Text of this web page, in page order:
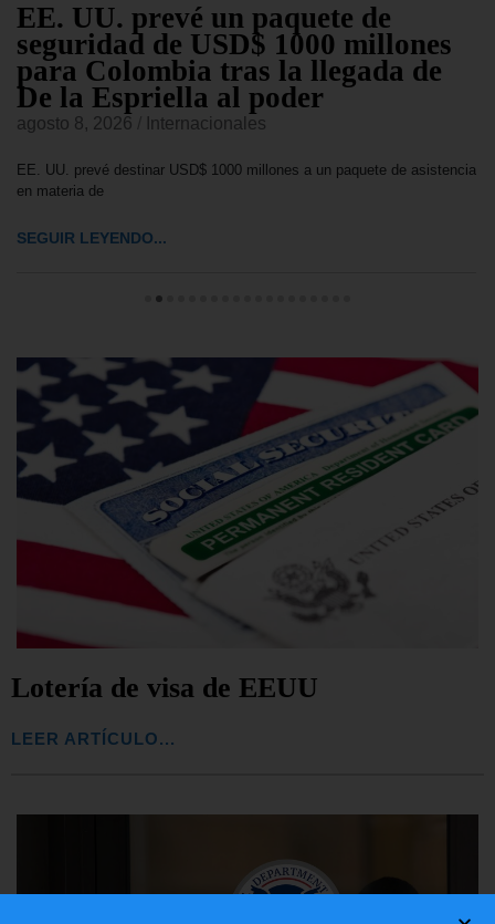
EE. UU. prevé un paquete de
seguridad de USD$ 1000 millones
para Colombia tras la llegada de
De la Espriella al poder
agosto 8, 2026 Internacionales
EE. UU. prevé destinar USD$ 1000 millones a un paquete de asistencia
en materia de
SEGUIR LEYENDO...
Lotería de visa de EEUU
LEER ARTÍCULO...